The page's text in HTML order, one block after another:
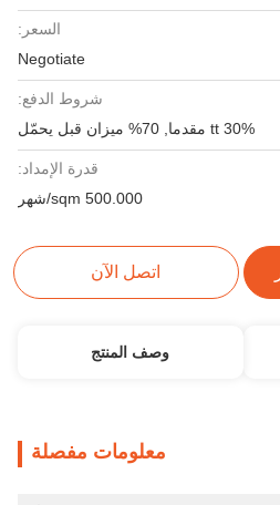
السعر:
Negotiate
شروط الدفع:
30% tt مقدما, 70% ميزان قبل يحمّل
قدرة الإمداد:
500.000 sqm/شهر
اتصل الآن
وصف المنتج
معلومات مفصلة